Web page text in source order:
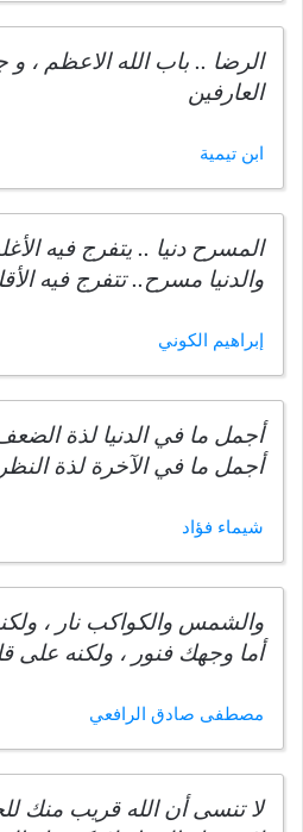
الرضا .. باب الله الاعظم ، و
العارفين
ابن تيمية
المسرح دنيا .. يتفرج فيه
والدنيا مسرح.. تتفرج فيه
إبراهيم الكوني
أجمل ما في الدنيا لذة
أجمل ما في الآخرة لذة
شيماء فؤاد
والشمس والكواكب نار ،
أما وجهك فنور ، ولكنه على
مصطفى صادق الرافعي
لا تنسى أن الله قريب منك